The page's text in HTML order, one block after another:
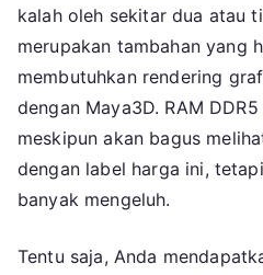
kalah oleh sekitar dua atau
merupakan tambahan yang
membutuhkan rendering
dengan Maya3D. RAM
meskipun akan bagus
dengan label harga ini,
banyak mengeluh.
Tentu saja, Anda